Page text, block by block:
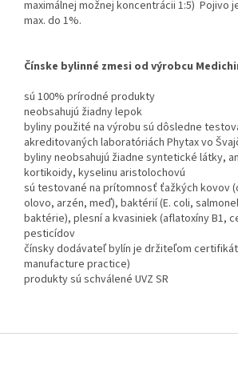
maximálnej možnej koncentrácii 1:5) Pojivo
max. do 1%.
Čínske bylinné zmesi od výrobcu
sú 100% prírodné produkty
neobsahujú žiadny lepok
byliny použité na výrobu sú dôsledne
akreditovaných laboratóriách Phytax vo
byliny neobsahujú žiadne syntetické látky,
kortikoidy, kyselinu aristolochovú
sú testované na prítomnosť ťažkých kovov
olovo, arzén, meď), baktérií (E. coli,
baktérie), plesní a kvasiniek (aflatoxíny B1,
pesticídov
čínsky dodávateľ bylín je držiteľom
manufacture practice)
produkty sú schválené UVZ SR